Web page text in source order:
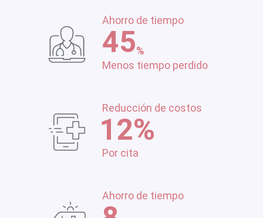
Ahorro de tiempo
45%
Menos tiempo perdido
Reducción de costos
12%
Por cita
Ahorro de tiempo